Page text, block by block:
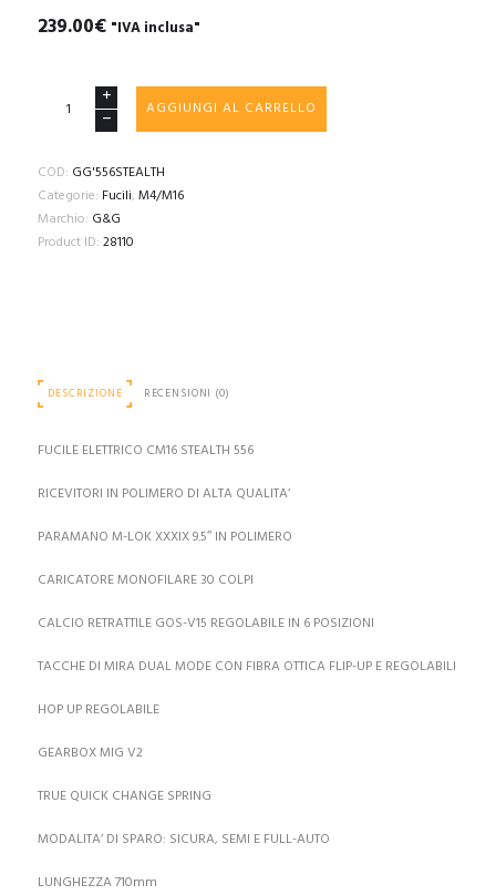
239.00€ "IVA inclusa"
FUCILE
CM16
STEALTH
556
NERO
AGGIUNGI AL CARRELLO
COD: GG'556STEALTH
Categorie: Fucili, M4/M16
Marchio: G&G
Product ID: 28110
DESCRIZIONE RECENSIONI (0)
FUCILE ELETTRICO CM16 STEALTH 556
RICEVITORI IN POLIMERO DI ALTA QUALITA’
PARAMANO M-LOK XXXIX 9.5″ IN POLIMERO
CARICATORE MONOFILARE 30 COLPI
CALCIO RETRATTILE GOS-V15 REGOLABILE IN 6 POSIZIONI
TACCHE DI MIRA DUAL MODE CON FIBRA OTTICA FLIP-UP E REGOLABILI
HOP UP REGOLABILE
GEARBOX MIG V2
TRUE QUICK CHANGE SPRING
MODALITA’ DI SPARO: SICURA, SEMI E FULL-AUTO
LUNGHEZZA 710mm